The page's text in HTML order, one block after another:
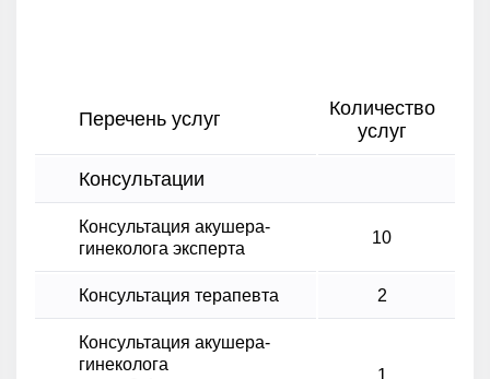
Перечень услуг
Количество
услуг
Консультации
Консультация акушера-
гинеколога эксперта
10
Консультация терапевта 2
Консультация акушера-
гинеколога